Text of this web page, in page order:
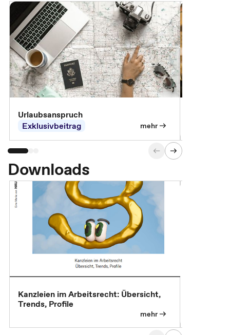
Urlaubsanspruch
Exklusivbeitrag
mehr
Downloads
Kanzleien im Arbeitsrecht: Übersicht,
Trends, Profile
mehr